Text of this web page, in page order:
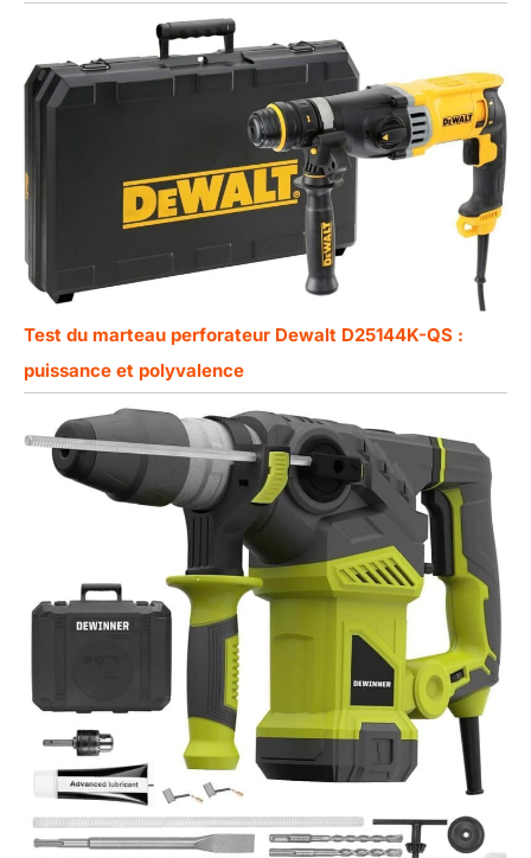
Test du marteau perforateur Dewalt D25144K-QS :
puissance et polyvalence